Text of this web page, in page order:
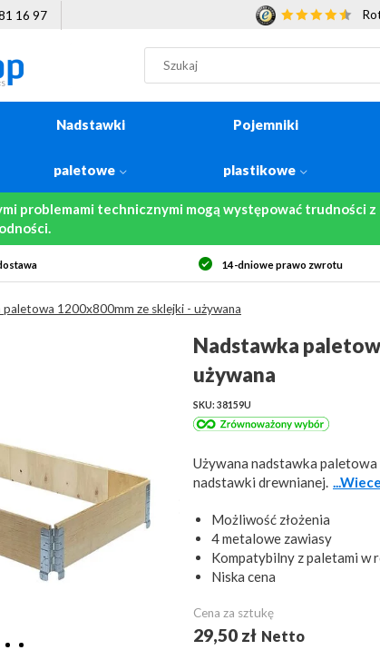
16 97
Nadstawki
paletowe
Pojemniki
plastikowe
problemami technicznymi mogą występować
14-dniowe prawo zwrotu
1200x800mm ze sklejki - używana
Nadstawka
używana
SKU: 38159U
Używana nadstawka
nadstawki drewnianej.
Możliwość złożenia
4 metalowe zawiasy
Kompatybilny z paletami w
Niska cena
Cena za sztukę
29,50 zł Netto